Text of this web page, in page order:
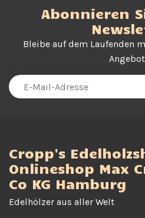
Abonnieren
Bleibe auf dem Laufenden
Cropp's
Onlineshop Max
Co KG Hamburg
Edelhölzer aus aller Welt